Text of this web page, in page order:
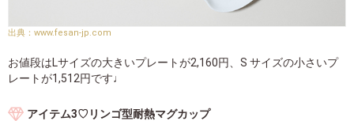
www.fesan-jp.com
お値段はLサイズの大きいプレートが2,160円、S サイズの小さいプ
レートが1,512円です♩
アイテム3♡リンゴ型耐熱マグカップ